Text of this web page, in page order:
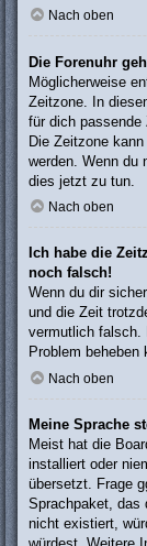
Nach oben
Die Forenuhr
Möglicherweise
Zeitzone. In
für dich passende
Die Zeitzone
werden. Wenn du
dies jetzt zu tun.
Nach oben
Ich habe die
noch falsch!
Wenn du dir
und die Zeit
vermutlich falsch.
Problem beheben
Nach oben
Meine Sprache
Meist hat die
installiert oder
übersetzt. Frage
Sprachpaket, das
nicht existiert,